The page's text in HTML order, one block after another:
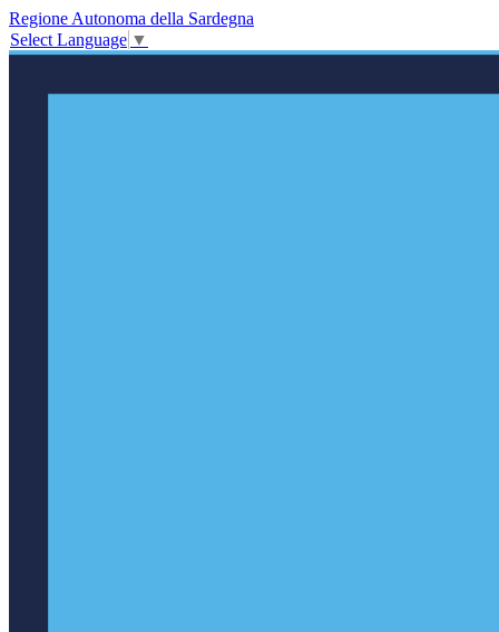
Regione Autonoma della Sardegna
Select Language ▼